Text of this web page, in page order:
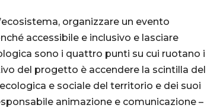
organizzare un evento
accessibile e inclusivo e lasciare
sono i quattro punti su cui ruotano i
del progetto è accendere la scintilla del
e sociale del territorio e dei suoi
animazione e comunicazione –